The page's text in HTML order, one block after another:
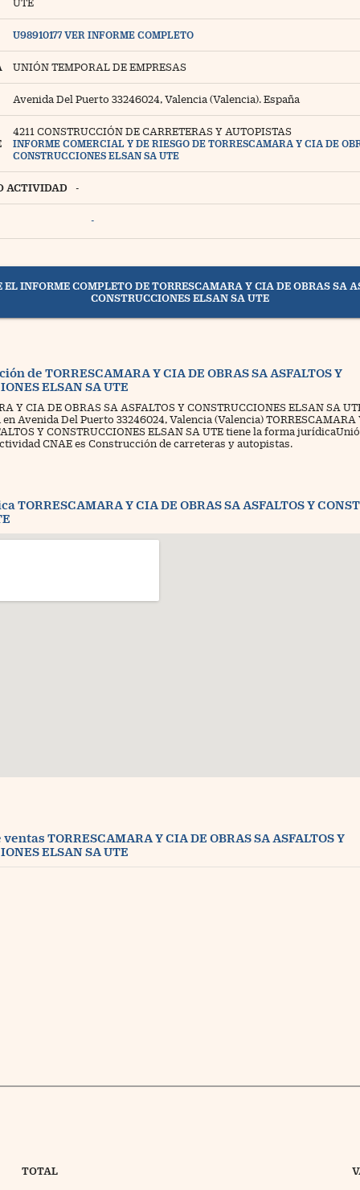
Pyme
Trading
UTE
U98910177 VER INFORME COMPLETO
UNIÓN TEMPORAL DE EMPRESAS
Avenida Del Puerto 33246024, Valencia (Valencia). España
4211 CONSTRUCCIÓN DE CARRETERAS Y AUTOPISTAS
INFORME COMERCIAL Y DE RIESGO DE TORRESCAMARA Y CIA DE
CONSTRUCCIONES ELSAN SA UTE
ACTIVIDAD -
-
EL INFORME COMPLETO DE TORRESCAMARA Y CIA DE OBRAS SA
CONSTRUCCIONES ELSAN SA UTE
de TORRESCAMARA Y CIA DE OBRAS SA ASFALTOS Y
ELSAN SA UTE
Y CIA DE OBRAS SA ASFALTOS Y CONSTRUCCIONES ELSAN SA
Avenida Del Puerto 33246024, Valencia (Valencia) TORRESCAMARA
Y CONSTRUCCIONES ELSAN SA UTE tiene la forma jurídica
CNAE es Construcción de carreteras y autopistas.
TORRESCAMARA Y CIA DE OBRAS SA ASFALTOS Y
TORRESCAMARA Y CIA DE OBRAS SA ASFALTOS Y
ELSAN SA UTE
TOTAL